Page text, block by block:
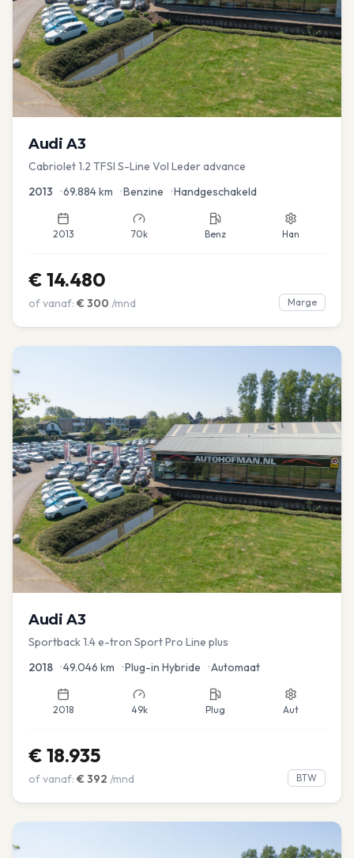
Audi A3
Cabriolet 1.2 TFSI S-Line Vol Leder advance
2013 •69.884km •Benzine •Handgeschakeld
2013 70k Benz Han
€ 14.480
of vanaf: € 300 /mnd Marge
Audi A3
Sportback 1.4 e-tron Sport Pro Line plus
2018 •49.046 km •Plug-in Hybride •Automaat
2018 49k Plug Aut
€ 18.935
of vanaf: € 392 /mnd BTW